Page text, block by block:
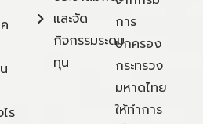
ร
และจัด
กิจกรรมระดม
ทุน
การ
ปกครอง
กระทรวง
มหาดไทย
ให้ทำการ